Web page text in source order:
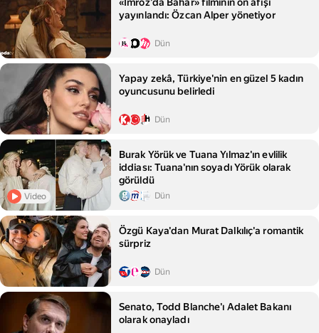
yayınlandı: Özcan Alper yönetiyor
Dün
Yapay zekâ, Türkiye'nin en güzel 5 kadın
oyuncusunu belirledi
Dün
Video
Burak Yörük ve Tuana Yılmaz'ın evlilik
iddiası: Tuana'nın soyadı Yörük olarak
görüldü
Dün
Özgü Kaya'dan Murat Dalkılıç'a romantik
sürpriz
Dün
Senato, Todd Blanche'ı Adalet Bakanı
olarak onayladı